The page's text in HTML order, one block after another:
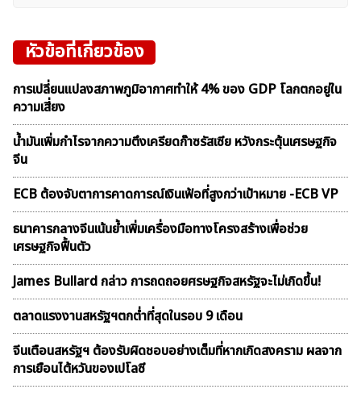
หัวข้อที่เกี่ยวข้อง
การเปลี่ยนแปลงสภาพภูมิอากาศทำให้ 4% ของ GDP โลกตกอยู่ใน
ความเสี่ยง
น้ำมันเพิ่มกำไรจากความตึงเครียดก๊าซรัสเซีย หวังกระตุ้นเศรษฐกิจ
จีน
ECB ต้องจับตาการคาดการณ์เงินเฟ้อที่สูงกว่าเป้าหมาย -ECB VP
ธนาคารกลางจีนเน้นย้ำเพิ่มเครื่องมือทางโครงสร้างเพื่อช่วย
เศรษฐกิจฟื้นตัว
James Bullard กล่าว การถดถอยศรษฐกิจสหรัฐจะไม่เกิดขึ้น!
ตลาดเเรงงานสหรัฐฯตกต่ำที่สุดในรอบ 9 เดือน
จีนเตือนสหรัฐฯ ต้องรับผิดชอบอย่างเต็มที่หากเกิดสงคราม ผลจาก
การเยือนไต้หวันของเปโลซี